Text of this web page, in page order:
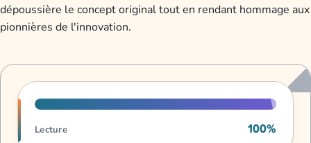
dépoussière le concept original tout en rendant hommage aux
pionnières de l'innovation.
Progression de lecture
Lecture 100%